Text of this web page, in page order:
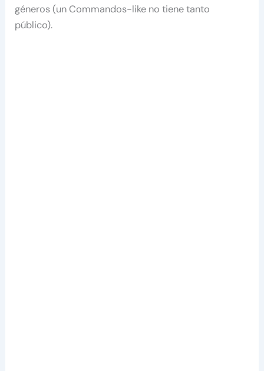
géneros (un Commandos-like no tiene tanto
público).